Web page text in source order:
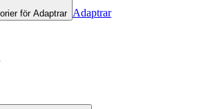
för Adaptrar Adaptrar